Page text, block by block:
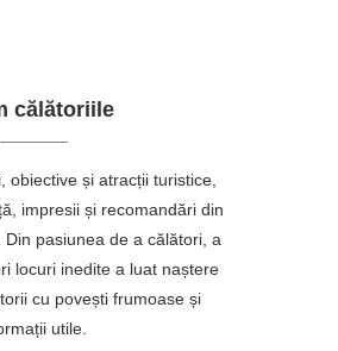
călătoriile
obiective și atracții turistice,
impresii și recomandări din
Din pasiunea de a călători, a
locuri inedite a luat naștere
cu povești frumoase și
utile.